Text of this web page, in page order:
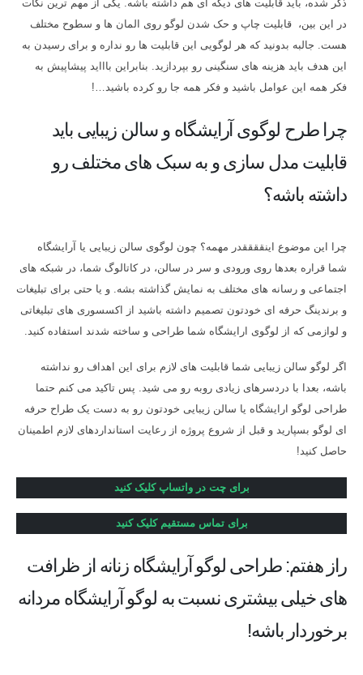
ذکر شده، باید قابلیت های دیگه ای هم داشته باشه. یکی از مهم ترین نکات
در این بین، قابلیت چاپ و حک شدن لوگو روی المان ها و سطوح مختلف
هست. جالبه بدونید که هر لوگویی این قابلیت ها رو نداره و برای رسیدن به
این هدف باید هزینه های سنگینی رو بپردازید. بنابراین باااید پیشاپیش به
فکر همه این عوامل باشید و فکر همه جا رو کرده باشید…!
چرا طرح لوگوی آرایشگاه و سالن زیبایی باید
قابلیت مدل سازی و به سبک های مختلف رو
داشته باشه؟
چرا این موضوع اینققققدر مهمه؟ چون لوگوی سالن زیبایی یا آرایشگاه
شما قراره بعدها روی ورودی و سر در سالن، در کاتالوگ شما، در شبکه های
اجتماعی و رسانه های مختلف به نمایش گذاشته بشه. و یا حتی برای تبلیغات
و برندینگ حرفه ای خودتون تصمیم داشته باشید از اکسسوری های تبلیغاتی
و لوازمی که از لوگوی ارایشگاه شما طراحی و ساخته شدند استفاده کنید.
اگر لوگو سالن زیبایی شما قابلیت های لازم برای این اهداف رو نداشته
باشه، بعدا با دردسرهای زیادی روبه رو می شید. پس تاکید می کنم حتما
طراحی لوگو ارایشگاه یا سالن زیبایی خودتون رو به دست یک طراح حرفه
ای لوگو بسپارید و قبل از شروع پروژه از رعایت استانداردهای لازم اطمینان
حاصل کنید!
برای چت در واتساپ کلیک کنید
برای تماس مستقیم کلیک کنید
راز هفتم: طراحی لوگو آرایشگاه زنانه از ظرافت
های خیلی بیشتری نسبت به لوگو آرایشگاه مردانه
برخوردار باشه!